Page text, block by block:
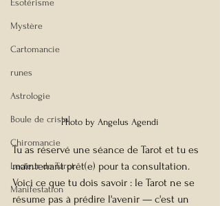
Esotérisme
Mystère
Cartomancie
runes
Astrologie
Boule de cristal
Chiromancie
Lecteur de Tarot
Manifestation
Photo by Angelus Agendi
Tu as réservé une séance de Tarot et tu es
maintenant prêt(e) pour ta consultation.
Voici ce que tu dois savoir : le Tarot ne se
résume pas à prédire l'avenir — c'est un